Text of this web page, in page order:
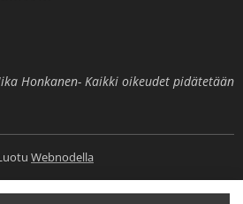
Honkanen- Kaikki oikeudet pidätetään
Webnodella